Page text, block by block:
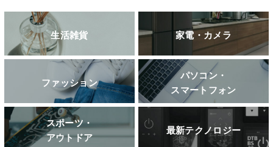
生活雑貨 家電・カメラ
ファッション
パソコン・
スマートフォン
スポーツ・
アウトドア
最新テクノロジー